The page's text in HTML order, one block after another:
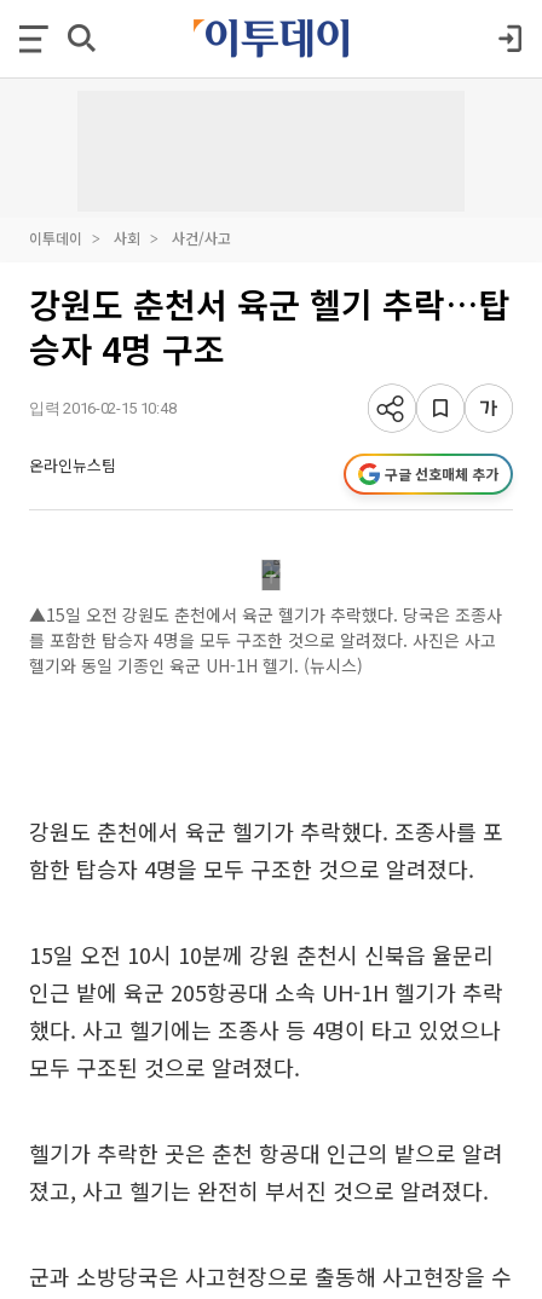
이투데이 사회 사건/사고
강원도 춘천서 육군 헬기 추락…탑
승자 4명 구조
입력 2016-02-15 10:48
온라인뉴스팀 구글 선호매체 추가
▲15일 오전 강원도 춘천에서 육군 헬기가 추락했다. 당국은 조종사
를 포함한 탑승자 4명을 모두 구조한 것으로 알려졌다. 사진은 사고
헬기와 동일 기종인 육군 UH-1H 헬기. (뉴시스)
강원도 춘천에서 육군 헬기가 추락했다. 조종사를 포
함한 탑승자 4명을 모두 구조한 것으로 알려졌다.
15일 오전 10시 10분께 강원 춘천시 신북읍 율문리
인근 밭에 육군 205항공대 소속 UH-1H 헬기가 추락
했다. 사고 헬기에는 조종사 등 4명이 타고 있었으나
모두 구조된 것으로 알려졌다.
헬기가 추락한 곳은 춘천 항공대 인근의 밭으로 알려
졌고, 사고 헬기는 완전히 부서진 것으로 알려졌다.
군과 소방당국은 사고현장으로 출동해 사고현장을 수